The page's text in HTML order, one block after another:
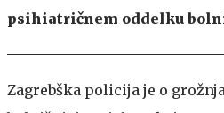
psihiatričnem oddelku
Zagrebška policija je o